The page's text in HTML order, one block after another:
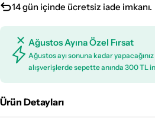
14 gün içinde ücretsiz iade imkanı.
Ağustos Ayına Özel Fırsat
Ağustos ayı sonuna kadar
alışverişlerde sepette anında 300 TL
Ürün Detayları